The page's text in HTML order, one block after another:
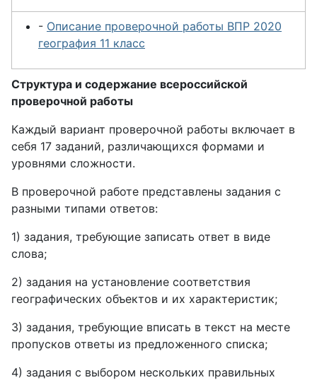
- Описание проверочной работы ВПР 2020
география 11 класс
Структура и содержание всероссийской
проверочной работы
Каждый вариант проверочной работы включает в
себя 17 заданий, различающихся формами и
уровнями сложности.
В проверочной работе представлены задания с
разными типами ответов:
1) задания, требующие записать ответ в виде
слова;
2) задания на установление соответствия
географических объектов и их характеристик;
3) задания, требующие вписать в текст на месте
пропусков ответы из предложенного списка;
4) задания с выбором нескольких правильных